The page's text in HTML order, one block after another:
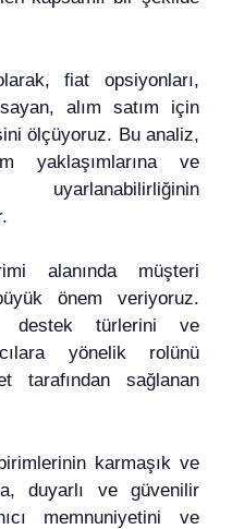
fiat opsiyonları,
alım satım için
ölçüyoruz. Bu analiz,
yaklaşımlarına ve
uyarlanabilirliğinin
alanında müşteri
önem veriyoruz.
destek türlerini ve
yönelik rolünü
tarafından sağlanan
karmaşık ve
duyarlı ve güvenilir
memnuniyetini ve